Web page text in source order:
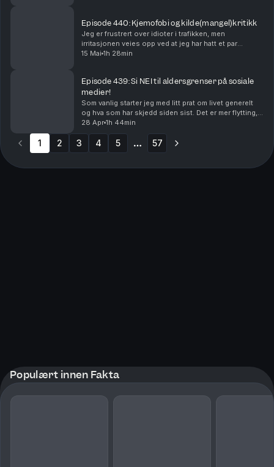
Episode 440: Kjemofobi og kilde(mangel)kritikk
Jeg er frustrert over idioter i trafikken, men
irritasjonen veies opp ved at jeg har hatt et par
fotooppdrag siste uken som har vært veldig
15 Mai 1h 28min
Episode 439: Si NEI til aldersgrenser på sosiale
medier!
Som vanlig starter jeg med litt prat om livet generelt
og hva som har skjedd siden sist. Det er mer flytting,
jordskjelv, medisiner, foto og beboerparkering. Men
hoveddelen av episoden handler om skje...
28 Apr 1h 44min
1 2 3 4 5 57
Populært innen Fakta